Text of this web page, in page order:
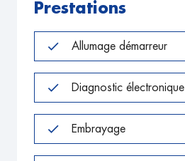
Prestations
Allumage démarreur
Diagnostic électronique
Embrayage